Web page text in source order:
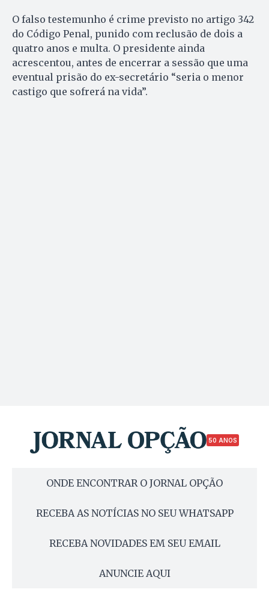
O falso testemunho é crime previsto no artigo 342
do Código Penal, punido com reclusão de dois a
quatro anos e multa. O presidente ainda
acrescentou, antes de encerrar a sessão que uma
eventual prisão do ex-secretário “seria o menor
castigo que sofrerá na vida”.
50 ANOS
ONDE ENCONTRAR O JORNAL OPÇÃO
RECEBA AS NOTÍCIAS NO SEU WHATSAPP
RECEBA NOVIDADES EM SEU EMAIL
ANUNCIE AQUI